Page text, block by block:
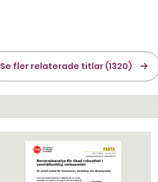
Se fler relaterade titlar (1320)